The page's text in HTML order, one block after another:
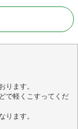
ます。
で軽くこすってくだ
ます。